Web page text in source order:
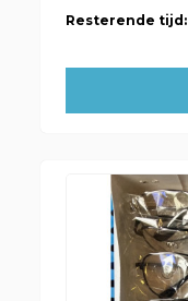
Resterende tijd: